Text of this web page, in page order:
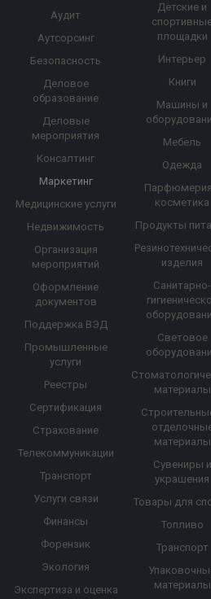
Аудит
Аутсорсинг
Безопасность
Деловое
образование
Деловые
мероприятия
Консалтинг
Маркетинг
Медицинские услуги
Недвижимость
Организация
мероприятий
Оформление
документов
Поддержка ВЭД
Промышленные
услуги
Реестры
Сертификация
Страхование
Телекоммуникации
Транспорт
Услуги связи
Финансы
Форензик
Экология
Экспертиза и оценка
Детские и
площадки
Интерьер
Книги
Машины и
Мебель
Одежда
косметика
Продукты
изделия
Санитарно-
Световое
материалы
материалы
Сувениры и
украшения
Товары для
Топливо
Транспорт
материалы